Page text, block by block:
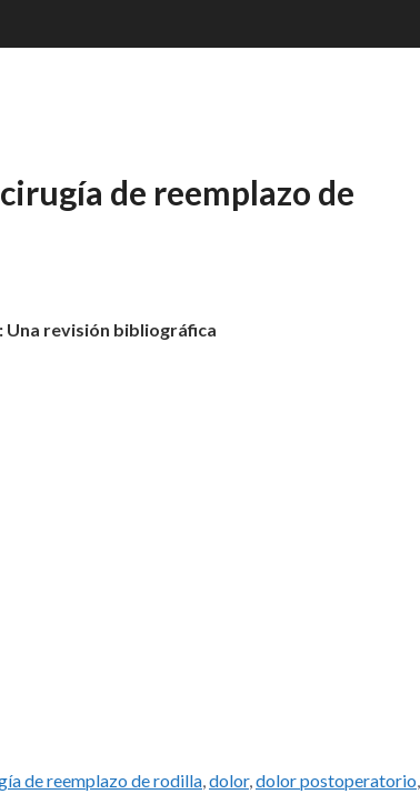
de reemplazo de
Una revisión bibliográfica
de reemplazo de rodilla,dolor,dolor postoperatorio,